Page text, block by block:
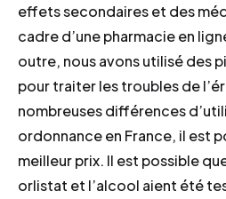
effets secondaires et des
cadre d’une pharmacie en
outre, nous avons utilisé des
pour traiter les troubles de
nombreuses différences
ordonnance en France, il est
meilleur prix. Il est possible
orlistat et l’alcool aient été